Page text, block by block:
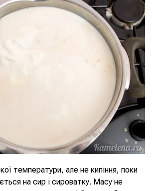
температури, але не кипіння, поки
на сир і сироватку. Масу не